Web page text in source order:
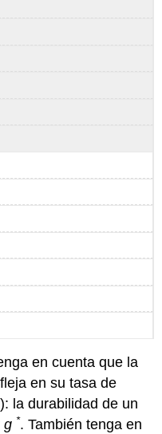
en cuenta que la
en su tasa de
la durabilidad de un
g *. También tenga en